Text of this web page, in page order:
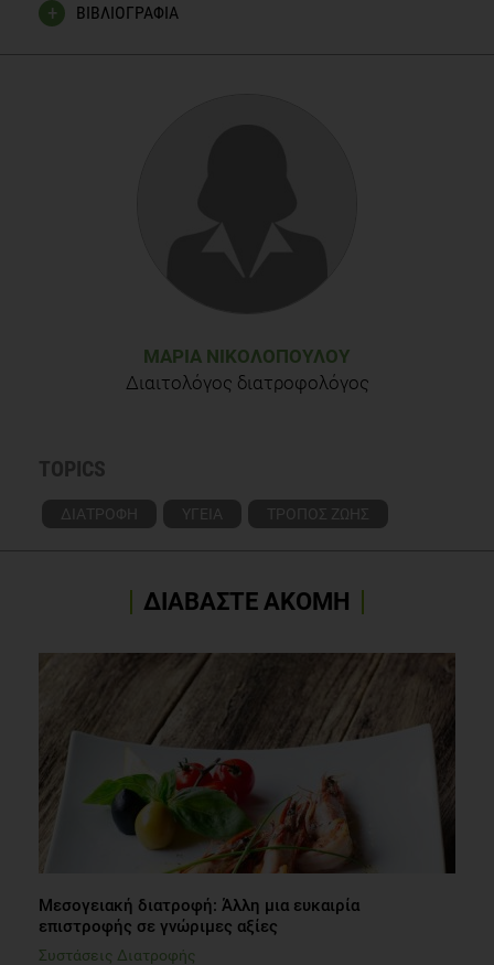
ΒΙΒΛΙΟΓΡΑΦΙΑ
ΜΑΡΊΑ ΝΙΚΟΛΟΠΟΎΛΟΥ
Διαιτολόγος διατροφολόγος
TOPICS
ΔΙΑΤΡΟΦΗ ΥΓΕΙΑ ΤΡΟΠΟΣ ΖΩΗΣ
ΔΙΑΒΑΣΤΕ ΑΚΟΜΗ
Μεσογειακή διατροφή: Άλλη μια ευκαιρία
επιστροφής σε γνώριμες αξίες
Συστάσεις Διατροφής